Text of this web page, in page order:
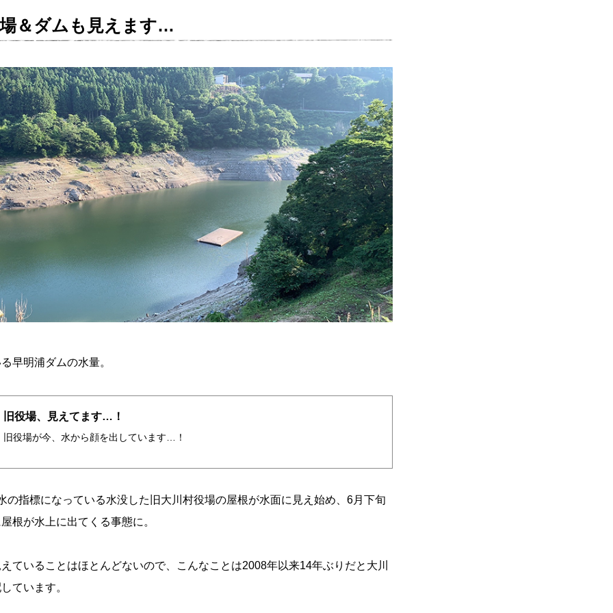
＆ダムも見えます…
早明浦ダムの水量。
旧役場、見えてます…！
旧役場が今、水から顔を出しています…！
の指標になっている水没した旧大川村役場の屋根が水面に見え始め、6月下旬
根が水上に出てくる事態に。
ていることはほとんどないので、こんなことは2008年以来14年ぶりだと大川
ています。